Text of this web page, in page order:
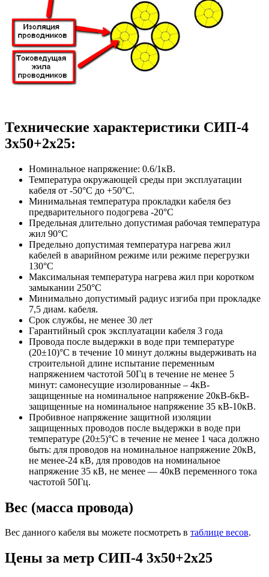
Технические характеристики СИП-4
3х50+2х25:
Номинальное напряжение: 0.6/1кВ.
Температура окружающей среды при эксплуатации
кабеля от -50°С до +50°С.
Минимальная температура прокладки кабеля без
предварительного подогрева -20°С
Предельная длительно допустимая рабочая температура
жил 90°С
Предельно допустимая температура нагрева жил
кабелей в аварийном режиме или режиме перегрузки
130°С
Максимальная температура нагрева жил при коротком
замыкании 250°С
Минимально допустимый радиус изгиба при прокладке
7,5 диам. кабеля.
Срок службы, не менее 30 лет
Гарантийный срок эксплуатации кабеля 3 года
Провода после выдержки в воде при температуре
(20±10)°C в течение 10 минут должны выдерживать на
строительной длине испытание переменным
напряжением частотой 50Гц в течение не менее 5
минут: самонесущие изолированные – 4кВ-
защищенные на номинальное напряжение 20кВ-6кВ-
защищенные на номинальное напряжение 35 кВ-10кВ.
Пробивное напряжение защитной изоляции
защищенных проводов после выдержки в воде при
температуре (20±5)°С в течение не менее 1 часа должно
быть: для проводов на номинальное напряжение 20кВ,
не менее-24 кВ, для проводов на номинальное
напряжение 35 кВ, не менее — 40кВ переменного тока
частотой 50Гц.
Вес (масса провода)
Вес данного кабеля вы можете посмотреть в таблице весов.
Цены за метр СИП-4 3х50+2х25